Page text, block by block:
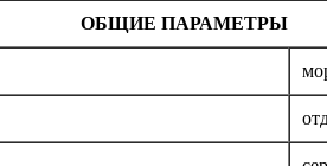
ОБЩИЕ ПАРАМЕТРЫ